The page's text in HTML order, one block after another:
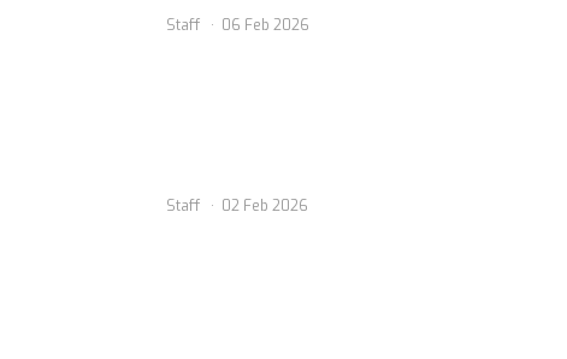
Staff 06 Feb 2026
Staff 02 Feb 2026